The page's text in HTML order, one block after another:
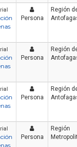
Persona
Región
Persona
Región
Persona
Región
Persona
Región